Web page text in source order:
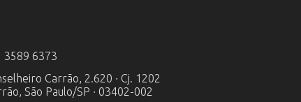
3589 6373
Carrão, 2.620 ∙ Cj. 1202
São Paulo/SP ∙ 03402-002